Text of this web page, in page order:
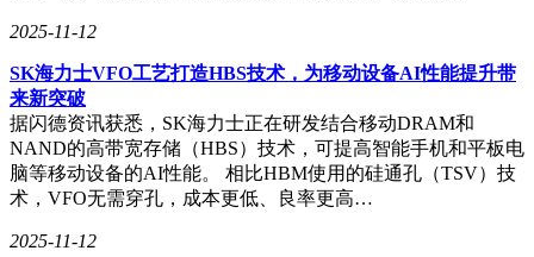
2025-11-12
SK海力士VFO工艺打造HBS技术，为移动设备AI性能提升带
来新突破
据闪德资讯获悉，SK海力士正在研发结合移动DRAM和
NAND的高带宽存储（HBS）技术，可提高智能手机和平板电
脑等移动设备的AI性能。 相比HBM使用的硅通孔（TSV）技
术，VFO无需穿孔，成本更低、良率更高…
2025-11-12